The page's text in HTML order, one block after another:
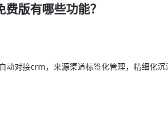
版有哪些功能？
动对接crm，来源渠道标签化管理，精细化沉